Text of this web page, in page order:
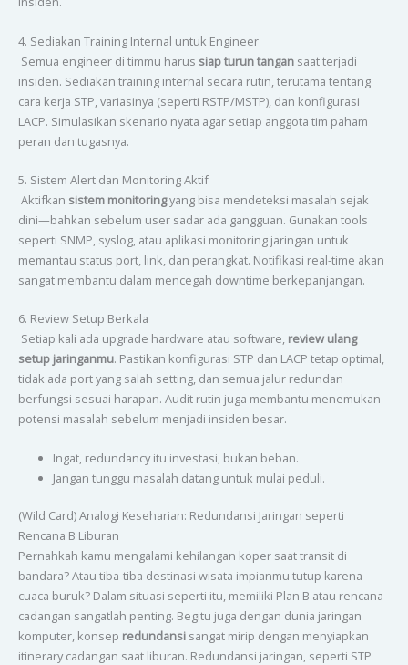
4. Sediakan Training Internal untuk Engineer
Semua engineer di timmu harus siap turun tangansaat terjadi
insiden. Sediakan training internal secara rutin, terutama tentang
cara kerja STP, variasinya (seperti RSTP/MSTP), dan konfigurasi
LACP. Simulasikan skenario nyata agar setiap anggota tim paham
peran dan tugasnya.
5. Sistem Alert dan Monitoring Aktif
Aktifkan sistem monitoringyang bisa mendeteksi masalah sejak
dini—bahkan sebelum user sadar ada gangguan. Gunakan tools
seperti SNMP, syslog, atau aplikasi monitoring jaringan untuk
memantau status port, link, dan perangkat. Notifikasi real-time akan
sangat membantu dalam mencegah downtime berkepanjangan.
6. Review Setup Berkala
Setiap kali ada upgrade hardware atau software, review ulang
setup jaringanmu. Pastikan konfigurasi STP dan LACP tetap optimal,
tidak ada port yang salah setting, dan semua jalur redundan
berfungsi sesuai harapan. Audit rutin juga membantu menemukan
potensi masalah sebelum menjadi insiden besar.
Ingat, redundancy itu investasi, bukan beban.
Jangan tunggu masalah datang untuk mulai peduli.
(Wild Card) Analogi Keseharian: Redundansi Jaringan seperti
Rencana B Liburan
Pernahkah kamu mengalami kehilangan koper saat transit di
bandara? Atau tiba-tiba destinasi wisata impianmu tutup karena
cuaca buruk? Dalam situasi seperti itu, memiliki Plan B atau rencana
cadangan sangatlah penting. Begitu juga dengan dunia jaringan
komputer, konsep redundansisangat mirip dengan menyiapkan
itinerary cadangan saat liburan. Redundansi jaringan, seperti STP